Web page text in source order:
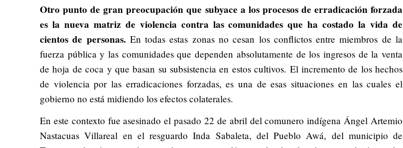
Otro punto de gran preocupación que subyace a los procesos de erradicación forzada
es la nueva matriz de violencia contra las comunidades que ha costado la vida de
cientos de personas. En todas estas zonas no cesan los conflictos entre miembros de la
fuerza pública y las comunidades que dependen absolutamente de los ingresos de la venta
de hoja de coca y que basan su subsistencia en estos cultivos. El incremento de los hechos
de violencia por las erradicaciones forzadas, es una de esas situaciones en las cuales el
gobierno no está midiendo los efectos colaterales.
En este contexto fue asesinado el pasado 22 de abril del comunero indígena Ángel Artemio
Nastacuas Villareal en el resguardo Inda Sabaleta, del Pueblo Awá, del municipio de